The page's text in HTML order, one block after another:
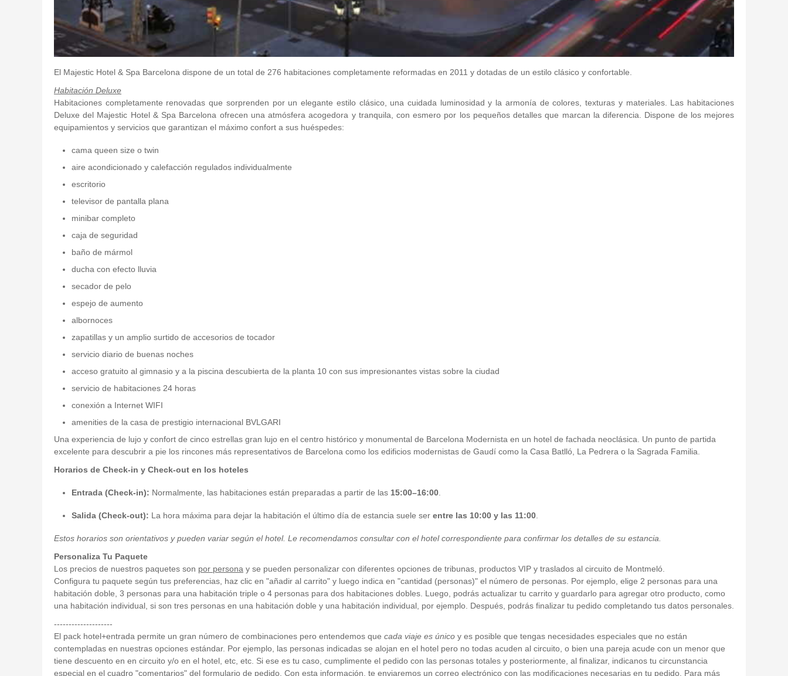
El Majestic Hotel & Spa Barcelona dispone de un total de 276 habitaciones completamente reformadas en 2011 y dotadas de un estilo clásico y confortable.
Habitación Deluxe
Habitaciones completamente renovadas que sorprenden por un elegante estilo clásico, una cuidada luminosidad y la armonía de colores, texturas y materiales. Las habitaciones
Deluxe del Majestic Hotel & Spa Barcelona ofrecen una atmósfera acogedora y tranquila, con esmero por los pequeños detalles que marcan la diferencia. Dispone de los mejores
equipamientos y servicios que garantizan el máximo confort a sus huéspedes:
cama queen size o twin
aire acondicionado y calefacción regulados individualmente
escritorio
televisor de pantalla plana
minibar completo
caja de seguridad
baño de mármol
ducha con efecto lluvia
secador de pelo
espejo de aumento
albornoces
zapatillas y un amplio surtido de accesorios de tocador
servicio diario de buenas noches
acceso gratuito al gimnasio y a la piscina descubierta de la planta 10 con sus impresionantes vistas sobre la ciudad
servicio de habitaciones 24 horas
conexión a Internet WIFI
amenities de la casa de prestigio internacional BVLGARI
Una experiencia de lujo y confort de cinco estrellas gran lujo en el centro histórico y monumental de Barcelona Modernista en un hotel de fachada neoclásica. Un punto de partida
excelente para descubrir a pie los rincones más representativos de Barcelona como los edificios modernistas de Gaudí como la Casa Batlló, La Pedrera o la Sagrada Familia.
Horarios de Check-in y Check-out en los hoteles
Entrada (Check-in): Normalmente, las habitaciones están preparadas a partir de las 15:00–16:00
Salida (Check-out): La hora máxima para dejar la habitación el último día de estancia suele ser entre las 10:00 y las 11:00
Estos horarios son orientativos y pueden variar según el hotel. Le recomendamos consultar con el hotel correspondiente para confirmar los detalles de su estancia.
Personaliza Tu Paquete
Los precios de nuestros paquetes son por persona y se pueden personalizar con diferentes opciones de tribunas, productos VIP y traslados al circuito de Montmeló.
Configura tu paquete según tus preferencias, haz clic en "añadir al carrito" y luego indica en "cantidad (personas)" el número de personas. Por ejemplo, elige 2 personas para una
habitación doble, 3 personas para una habitación triple o 4 personas para dos habitaciones dobles. Luego, podrás actualizar tu carrito y guardarlo para agregar otro producto, como
una habitación individual, si son tres personas en una habitación doble y una habitación individual, por ejemplo. Después, podrás finalizar tu pedido completando tus datos personales.
--------------------
El pack hotel+entrada permite un gran número de combinaciones pero entendemos que cada viaje es único y es posible que tengas necesidades especiales que no están
contempladas en nuestras opciones estándar. Por ejemplo, las personas indicadas se alojan en el hotel pero no todas acuden al circuito, o bien una pareja acude con un menor que
tiene descuento en en circuito y/o en el hotel, etc, etc. Si ese es tu caso, cumplimente el pedido con las personas totales y posteriormente, al finalizar, indicanos tu circunstancia
especial en el cuadro "comentarios" del formulario de pedido. Con esta información, te enviaremos un correo electrónico con las modificaciones necesarias en tu pedido. Para más